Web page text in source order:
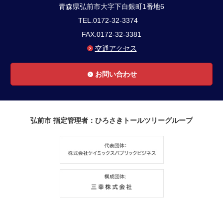
青森県弘前市大字下白銀町1番地6
TEL.0172-32-3374
FAX.0172-32-3381
交通アクセス
お問い合わせ
弘前市 指定管理者：ひろさきトールツリーグループ